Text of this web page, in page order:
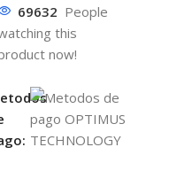
69632 People
this
now!